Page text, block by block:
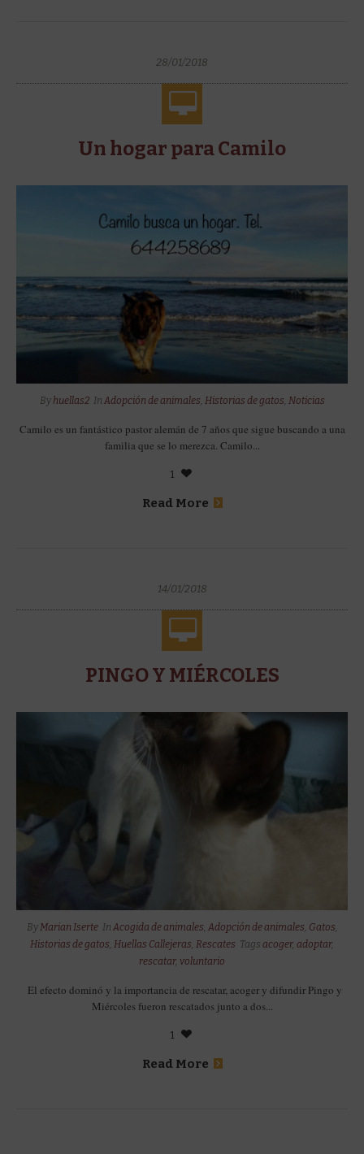
28/01/2018
Un hogar para Camilo
By huellas2 In Adopción de animales, Historias de gatos, Noticias
Camilo es un fantástico pastor alemán de 7 años que sigue buscando a una
familia que se lo merezca. Camilo...
1
Read More
14/01/2018
PINGO Y MIÉRCOLES
By Marian Iserte In Acogida de animales Adopción de animales Gatos
Historias de gatos Huellas Callejeras Rescates Tags acoger, adoptar,
rescatar, voluntario
El efecto dominó y la importancia de rescatar, acoger y difundir Pingo y
Miércoles fueron rescatados junto a dos...
1
Read More